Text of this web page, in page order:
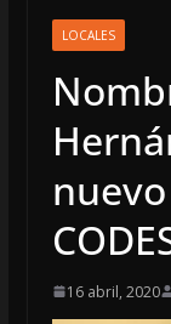
LOCALES
16 abril, 2020